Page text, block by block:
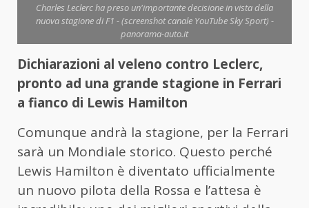
Charles Leclerc ha preso un'importante decisione in vista della
nuova stagione di F1 - (screenshot canale YouTube Sky Sport) -
panorama-auto.it
Dichiarazioni al veleno contro Leclerc,
pronto ad una grande stagione in Ferrari
a fianco di Lewis Hamilton
Comunque andrà la stagione, per la Ferrari
sarà un Mondiale storico. Questo perché
Lewis Hamilton è diventato ufficialmente
un nuovo pilota della Rossa e l’attesa è